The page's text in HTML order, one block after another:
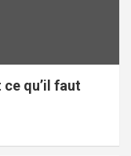
qu’il faut